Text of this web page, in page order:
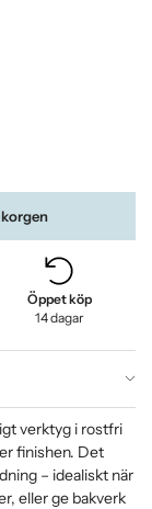
Öppet köp
14 dagar
verktyg i rostfri
finishen. Det
– idealiskt när
eller ge bakverk